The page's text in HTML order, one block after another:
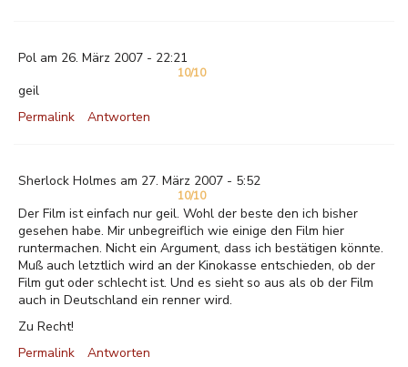
Pol am 26. März 2007 - 22:21
10/10
geil
Permalink
Antworten
Sherlock Holmes am 27. März 2007 - 5:52
10/10
Der Film ist einfach nur geil. Wohl der beste den ich bisher
gesehen habe. Mir unbegreiflich wie einige den Film hier
runtermachen. Nicht ein Argument, dass ich bestätigen könnte.
Muß auch letztlich wird an der Kinokasse entschieden, ob der
Film gut oder schlecht ist. Und es sieht so aus als ob der Film
auch in Deutschland ein renner wird.
Zu Recht!
Permalink
Antworten